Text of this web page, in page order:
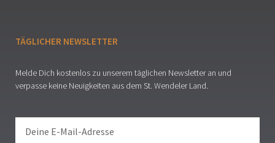
TÄGLICHER NEWSLETTER
Melde Dich kostenlos zu unserem täglichen Newsletter an und
verpasse keine Neuigkeiten aus dem St. Wendeler Land.